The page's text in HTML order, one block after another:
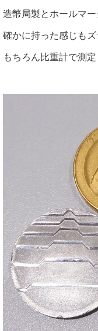
造幣局製とホールマー
確かに持った感じもズ
もちろん比重計で測